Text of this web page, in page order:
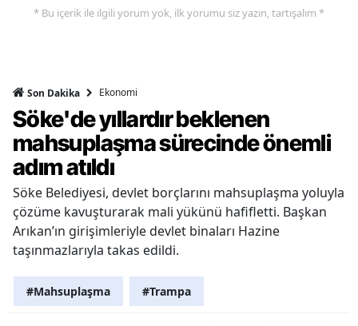
* Bu içerik ile ilgili yorum yok, ilk yorumu siz yazın, tartışalım *
Son Dakika Ekonomi
Söke'de yıllardır beklenen
mahsuplaşma sürecinde önemli
adım atıldı
Söke Belediyesi, devlet borçlarını mahsuplaşma yoluyla
çözüme kavuşturarak mali yükünü hafifletti. Başkan
Arıkan’ın girişimleriyle devlet binaları Hazine
taşınmazlarıyla takas edildi.
#Mahsuplaşma #Trampa